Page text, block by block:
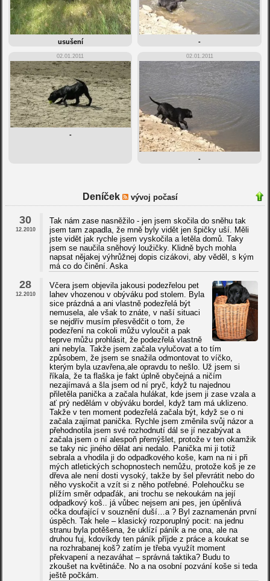
usušení -
02.01.2011
-
02.01.2011
-
Deníček vývoj počasí
30
12.2010
Tak nám zase nasněžilo - jen jsem skočila do sněhu tak
jsem tam zapadla, že mně byly vidět jen špičky uší. Měli
jste vidět jak rychle jsem vyskočila a letěla domů. Taky
jsem se naučila sněhový loužičky. Klidně bych mohla
napsat nějakej výhrůžnej dopis cizákovi, aby věděl, s kým
má co do činění. Aska
28
12.2010
Včera jsem objevila jakousi podezřelou pet
lahev vhozenou v obýváku pod stolem. Byla
sice prázdná a ani vlastně podezřelá být
nemusela, ale však to znáte, v naší situaci
se nejdřív musím přesvědčit o tom, že
podezření na cokoli můžu vyloučit a pak
teprve můžu prohlásit, že podezřelá vlastně
ani nebyla. Takže jsem začala vylučovat a to tím
způsobem, že jsem se snažila odmontovat to víčko,
kterým byla uzavřena,ale opravdu to nešlo. Už jsem si
říkala, že ta flaška je fakt úplně obyčejná a ničím
nezajímavá a šla jsem od ní pryč, když tu najednou
přiletěla panička a začala hulákat, kde jsem ji zase vzala a
ať prý nedělám v obýváku bordel, když tam má uklizeno.
Takže v ten moment podezřelá začala být, když se o ni
začala zajímat panička. Rychle jsem změnila svůj názor a
přehodnotila jsem své rozhodnutí dál se jí nezabývat a
začala jsem o ní alespoň přemýšlet, protože v ten okamžik
se taky nic jiného dělat ani nedalo. Panička mi ji totiž
sebrala a vhodila ji do odpadkového koše, kam na ni i při
mých atletických schopnostech nemůžu, protože koš je ze
dřeva ale není dosti vysoký, takže by šel převrátit nebo do
něho vyskočit a vzít si z něho potřebné. Polehoučku se
plížím směr odpaďák, ani trochu se nekoukám na její
odpadkový koš.. já vůbec nejsem ani pes, jen úpěnlivá
očka doufající v souznění duší…a ? Byl zaznamenán první
úspěch. Tak hele – klasický rozporuplný pocit: na jednu
stranu byla potěšena, že uklízí páník a ne ona, ale na
druhou fuj, kdovíkdy ten páník příjde z práce a koukat se
na rozhrabanej koš? zatím je třeba využít moment
překvapení a nezaváhat – správná taktika? Budu to
zkoušet na květináče. No a na osobní pozvání koše si teda
ještě počkám.